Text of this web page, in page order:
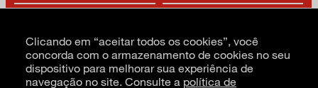
Clicando em “aceitar todos os cookies”, você
concorda com o armazenamento de cookies no seu
dispositivo para melhorar sua experiência de
navegação no site. Consulte a política de